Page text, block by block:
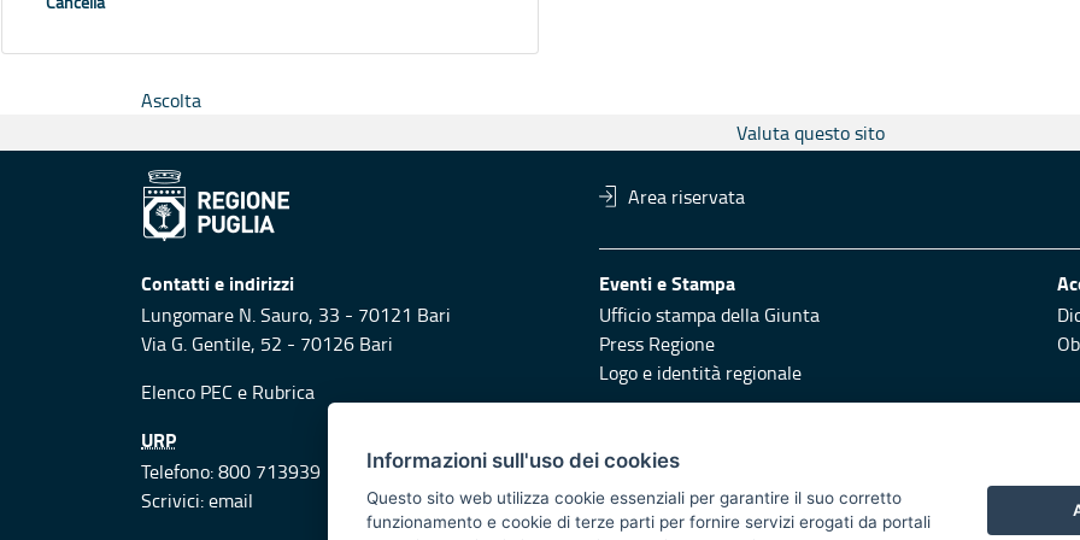
Ascolta
Valuta questo sito
Area riservata
Contatti e indirizzi
Lungomare N. Sauro, 33 - 70121 Bari
Via G. Gentile, 52 - 70126 Bari
Elenco PEC e Rubrica
Eventi e Stampa
Ufficio stampa della Giunta
Press Regione
Logo e identità regionale
URP
Telefono: 800 713939
Scrivici:email
Responsabili di pubblicazione
Informazioni sull'uso dei cookies
Questo sito web utilizza cookie essenziali per garantire il suo corretto
funzionamento e cookie di terze parti per fornire servizi erogati da portali